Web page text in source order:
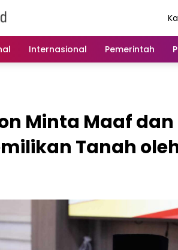
Internasional Pemerintah
Minta Maaf
Tanah